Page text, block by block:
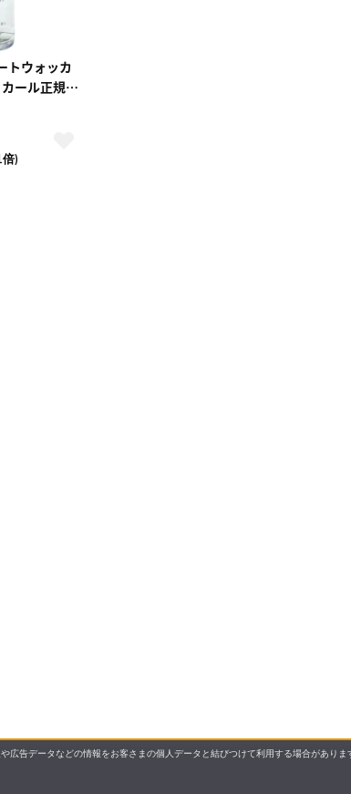
トウォッカ
ール正規輸
)
告データなどの情報をお客さまの個人データと結びつけて利用する場合がありま